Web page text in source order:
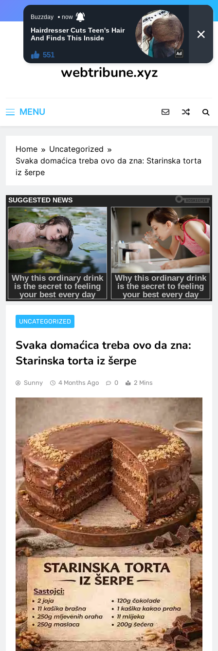
webtribune.xyz
MENU
Home
Uncategorized
Svaka domaćica treba ovo da zna: Starinska torta
iz šerpe
UNCATEGORIZED
Svaka domaćica treba ovo da zna:
Starinska torta iz šerpe
Sunny 4 Months Ago 0 2 Mins